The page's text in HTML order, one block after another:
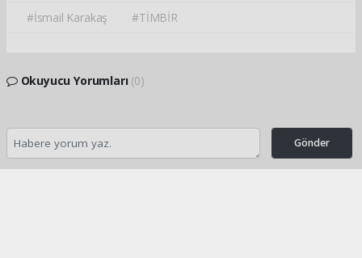
#İsmail Karakaş #TİMBİR
Okuyucu Yorumları (0)
Gönder